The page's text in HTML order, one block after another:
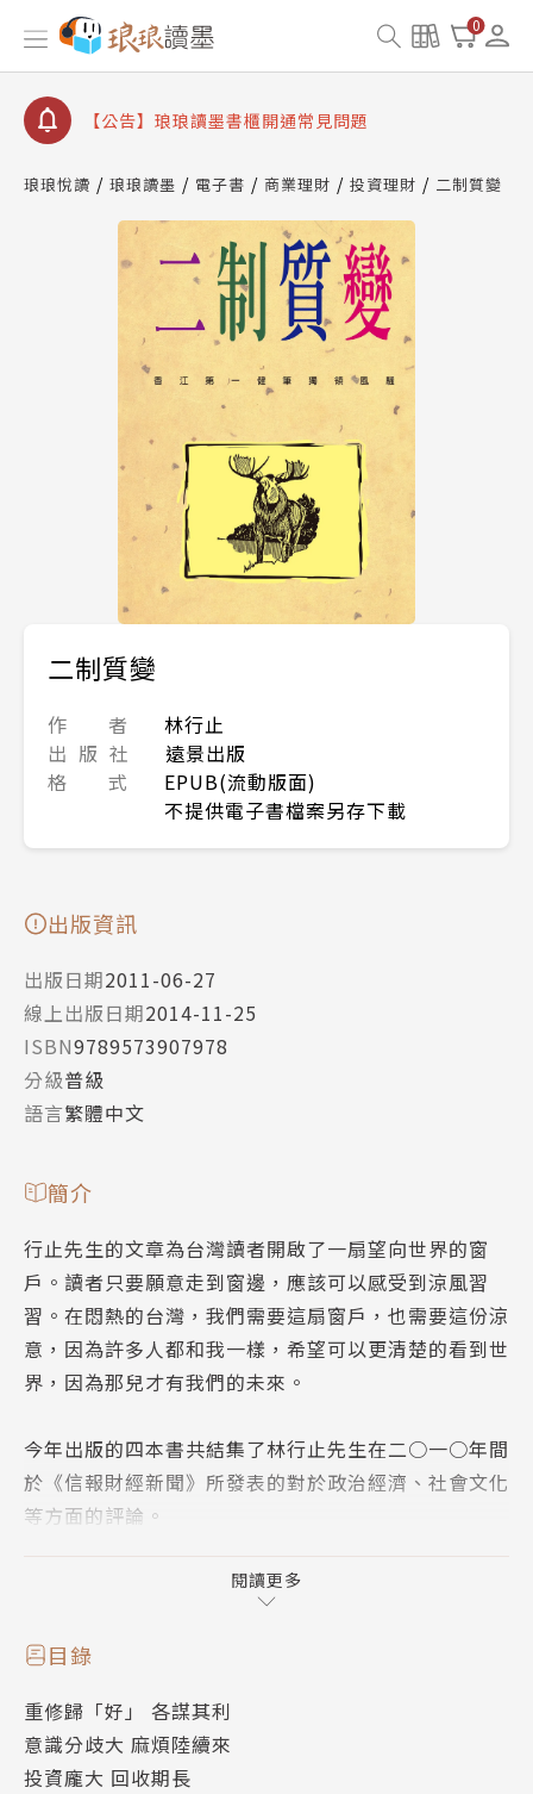
0
【公告】因 Readmoo 讀墨系統維護中，本站同步暫
停部分閱讀服務
【公告】琅琅讀墨數位閱讀資產合併與書櫃開通申請
【公告】琅琅讀墨書櫃開通常見問題
請圖文教學
查詢
【公告】因 Readmoo 讀墨系統維護中，本站同步暫
停部分閱讀服務
琅琅悅讀 琅琅讀墨 電子書 商業理財 投資理財 二制質變
二制質變
作 者
林行止
出 版 社
遠景出版
格 式
EPUB(流動版面)
不提供電子書檔案另存下載
出版資訊
出版日期2011-06-27
線上出版日期2014-11-25
ISBN9789573907978
分級普級
語言繁體中文
簡介
行止先生的文章為台灣讀者開啟了一扇望向世界的窗
戶。讀者只要願意走到窗邊，應該可以感受到涼風習
習。在悶熱的台灣，我們需要這扇窗戶，也需要這份涼
意，因為許多人都和我一樣，希望可以更清楚的看到世
界，因為那兒才有我們的未來。
今年出版的四本書共結集了林行止先生在二○一○年間
於《信報財經新聞》所發表的對於政治經濟、社會文化
等方面的評論。
林行止，本名林山木，潮州澄海人。在汕頭及英國劍橋
為所有知識份子了解現世的明燈。其已結集出版的經濟
與政治評論集，共百餘冊，由遠景出版社出版。
閱讀更多
目錄
重修歸「好」 各謀其利
意識分歧大 麻煩陸續來
投資龐大 回收期長